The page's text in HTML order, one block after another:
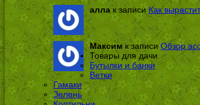
аллак записи Как
Максимк записиОбзор
Товары для дачи
Бутылки и банки
Ветки
Гамаки
Зелень